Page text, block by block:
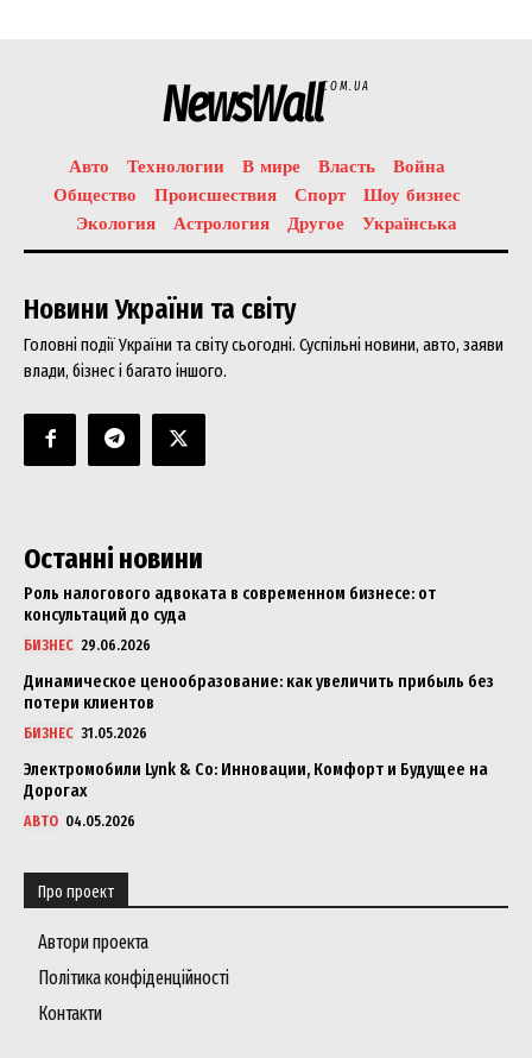
NewsWallCOM.UA
Авто Технологии В мире Власть
Война
Общество
Происшествия Спорт
Шоу бизнес
Экология
Астрология Другое Українська
Новини України та світу
Головні події України та світу сьогодні. Суспільні новини, авто, заяви
влади, бізнес і багато іншого.
Останні новини
Роль налогового адвоката в современном бизнесе: от
консультаций до суда
БИЗНЕС 29.06.2026
Динамическое ценообразование: как увеличить прибыль без
потери клиентов
БИЗНЕС 31.05.2026
Электромобили Lynk & Co: Инновации, Комфорт и Будущее на
Дорогах
АВТО 04.05.2026
Про проект
Автори проекта
Політика конфіденційності
Контакти